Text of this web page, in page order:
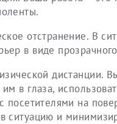
отстранение. В
в виде
дистанции.
в глаза,
с посетителями на
ситуацию и